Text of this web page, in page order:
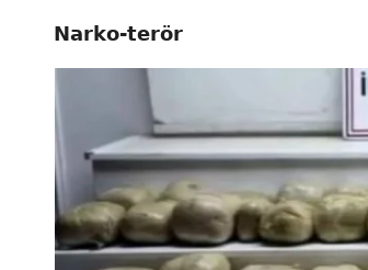
Narko-terör